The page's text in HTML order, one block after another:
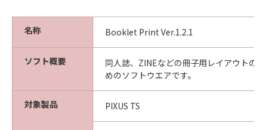
名称 Booklet Print Ver.1.2.1
ソフト概要
同人誌、ZINEなどの冊子用レイアウトの
めのソフトウエアです。
対象製品 PIXUS TS